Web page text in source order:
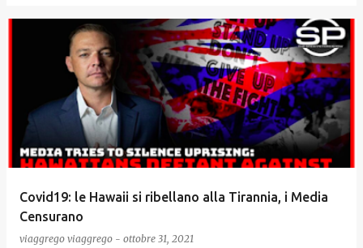
Covid19: le Hawaii si ribellano alla Tirannia, i Media
Censurano
viaggrego viaggrego - ottobre 31, 2021